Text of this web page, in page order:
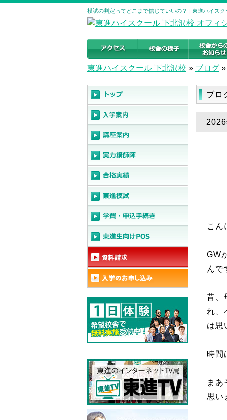
模試の判定ってどこまで信じていいの？ | 東進ハイス
東進ハイスクール 下北沢校 » ブログ »
ブロ
こん
GW
んで
昔、
れ、
は思
時間
ま
思い